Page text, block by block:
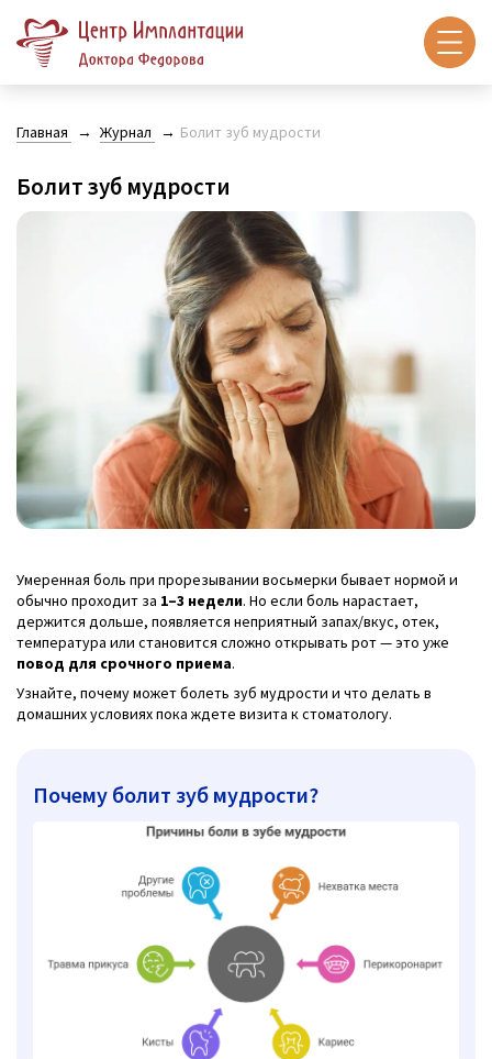
Главная Журнал Болит зуб мудрости
Болит зуб мудрости
Умеренная боль при прорезывании восьмерки бывает нормой и
обычно проходит за 1–3 недели. Но если боль нарастает,
держится дольше, появляется неприятный запах/вкус, отек,
температура или становится сложно открывать рот — это уже
повод для срочного приема.
Узнайте, почему может болеть зуб мудрости и что делать в
домашних условиях пока ждете визита к стоматологу.
Почему болит зуб мудрости?